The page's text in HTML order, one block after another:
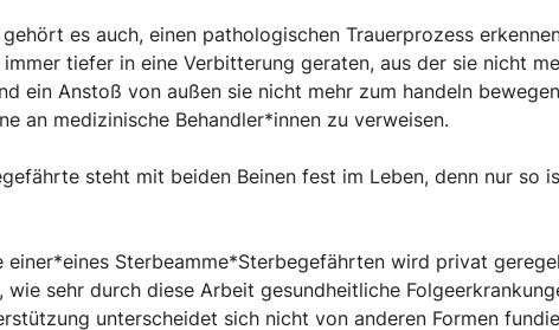
es auch, einen pathologischen Trauerprozess
tiefer in eine Verbitterung geraten, aus der sie nicht
ein Anstoß von außen sie nicht mehr zum handeln
an medizinische Behandler*innen zu verweisen.
steht mit beiden Beinen fest im Leben, denn nur so
einer*eines Sterbeamme*Sterbegefährten wird privat
wie sehr durch diese Arbeit gesundheitliche
unterscheidet sich nicht von anderen Formen